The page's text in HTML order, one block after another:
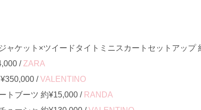
ャケット×ツイードタイトミニスカートセットアップ
/ ZARA
/VALENTINO
トブーツ 約¥15,000 / RANDA